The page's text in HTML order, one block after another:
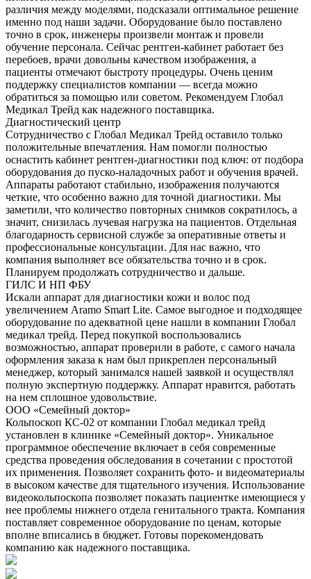
различия между моделями, подсказали оптимальное решение
именно под наши задачи. Оборудование было поставлено
точно в срок, инженеры произвели монтаж и провели
обучение персонала. Сейчас рентген-кабинет работает без
перебоев, врачи довольны качеством изображения, а
пациенты отмечают быстроту процедуры. Очень ценим
поддержку специалистов компании — всегда можно
обратиться за помощью или советом. Рекомендуем Глобал
Медикал Трейд как надежного поставщика.
Диагностический центр
Сотрудничество с Глобал Медикал Трейд оставило только
положительные впечатления. Нам помогли полностью
оснастить кабинет рентген-диагностики под ключ: от подбора
оборудования до пуско-наладочных работ и обучения врачей.
Аппараты работают стабильно, изображения получаются
четкие, что особенно важно для точной диагностики. Мы
заметили, что количество повторных снимков сократилось, а
значит, снизилась лучевая нагрузка на пациентов. Отдельная
благодарность сервисной службе за оперативные ответы и
профессиональные консультации. Для нас важно, что
компания выполняет все обязательства точно и в срок.
Планируем продолжать сотрудничество и дальше.
ГИЛС И НП ФБУ
Искали аппарат для диагностики кожи и волос под
увеличением Aramo Smart Lite. Самое выгодное и подходящее
оборудование по адекватной цене нашли в компании Глобал
медикал трейд. Перед покупкой воспользовались
возможностью, аппарат проверили в работе, с самого начала
оформления заказа к нам был прикреплен персональный
менеджер, который занимался нашей заявкой и осуществлял
полную экспертную поддержку. Аппарат нравится, работать
на нем сплошное удовольствие.
ООО «Семейный доктор»
Кольпоскоп КС-02 от компании Глобал медикал трейд
установлен в клинике «Семейный доктор». Уникальное
программное обеспечение включает в себя современные
средства проведения обследования в сочетании с простотой
их применения. Позволяет сохранить фото- и видеоматериалы
в высоком качестве для тщательного изучения. Использование
видеокольпоскопа позволяет показать пациентке имеющиеся у
нее проблемы нижнего отдела генитального тракта. Компания
поставляет современное оборудование по ценам, которые
вполне вписались в бюджет. Готовы порекомендовать
компанию как надежного поставщика.